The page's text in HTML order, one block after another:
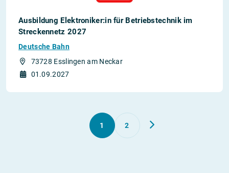
Ausbildung Elektroniker:in für Betriebstechnik im
Streckennetz 2027
Deutsche Bahn
73728 Esslingen am Neckar
01.09.2027
1 2